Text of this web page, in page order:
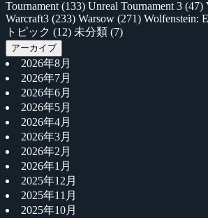
Tournament (133) Unreal Tournament 3 (47)
Warcraft3 (233) Warsow (271) Wolfenstein:
トピック (12) 未分類 (7)
アーカイブ
2026年8月
2026年7月
2026年6月
2026年5月
2026年4月
2026年3月
2026年2月
2026年1月
2025年12月
2025年11月
2025年10月